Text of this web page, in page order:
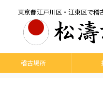
東京都江戸川区・江東区で稽
稽古場所